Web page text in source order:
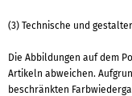
(3) Technische und
Die Abbildungen auf dem
Artikeln abweichen.
beschränkten